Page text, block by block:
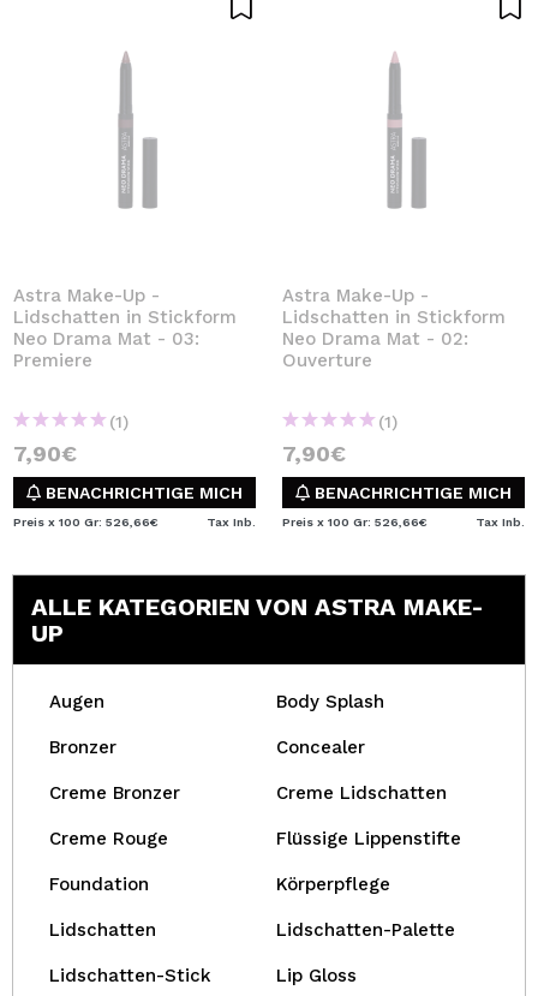
Astra Make-Up -
Lidschatten in Stickform
Neo Drama Mat - 03:
Premiere
(1)
7,90€
BENACHRICHTIGE MICH
Preis x 100 Gr: 526,66€ Tax Inb.
Astra Make-Up -
Lidschatten in Stickform
Neo Drama Mat - 02:
Ouverture
(1)
7,90€
BENACHRICHTIGE MICH
Preis x 100 Gr: 526,66€ Tax Inb.
ALLE KATEGORIEN VON ASTRA MAKE-
UP
Augen Body Splash
Bronzer Concealer
Creme Bronzer Creme Lidschatten
Creme Rouge Flüssige Lippenstifte
Foundation Körperpflege
Lidschatten Lidschatten-Palette
Lidschatten-Stick Lip Gloss